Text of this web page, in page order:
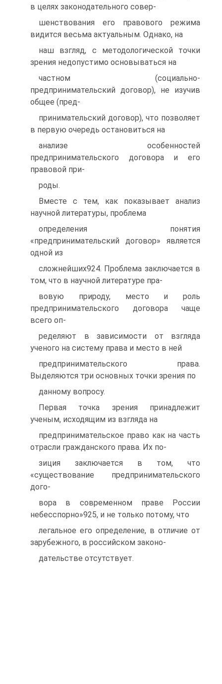
в целях законодательного совер-
шенствования его правового режима
видится весьма актуальным. Однако, на
наш взгляд, с методологической точки
зрения недопустимо основываться на
частном (социально-
предпринимательский договор), не изучив
общее (пред-
принимательский договор), что позволяет
в первую очередь остановиться на
анализе особенностей
предпринимательского договора и его
правовой при-
роды.
Вместе с тем, как показывает анализ
научной литературы, проблема
определения понятия
«предпринимательский договор» является
одной из
сложнейших924. Проблема заключается в
том, что в научной литературе пра-
вовую природу, место и роль
предпринимательского договора чаще
всего оп-
ределяют в зависимости от взгляда
ученого на систему права и место в ней
предпринимательского права.
Выделяются три основных точки зрения по
данному вопросу.
Первая точка зрения принадлежит
ученым, исходящим из взгляда на
предпринимательское право как на часть
отрасли гражданского права. Их по-
зиция заключается в том, что
«существование предпринимательского
дого-
вора в современном праве России
небесспорно»925, и не только потому, что
легальное его определение, в отличие от
зарубежного, в российском законо-
дательстве отсутствует.